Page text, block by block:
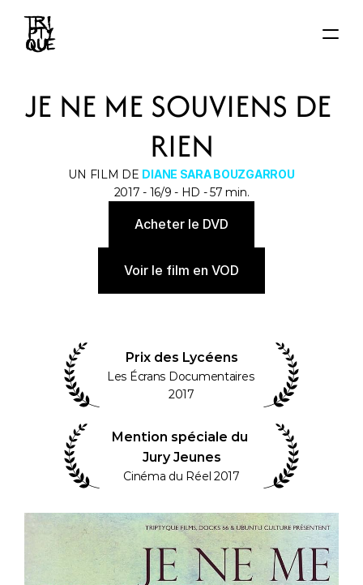
ACTUS
JE NE ME SOUVIENS DE
RIEN
UN FILM DE DIANE SARA BOUZGARROU
2017 - 16/9 - HD - 57 min.
Acheter le DVD
Voir le film en VOD
Prix des Lycéens
Les Écrans Documentaires
2017
Mention spéciale du
Jury Jeunes
Cinéma du Réel 2017